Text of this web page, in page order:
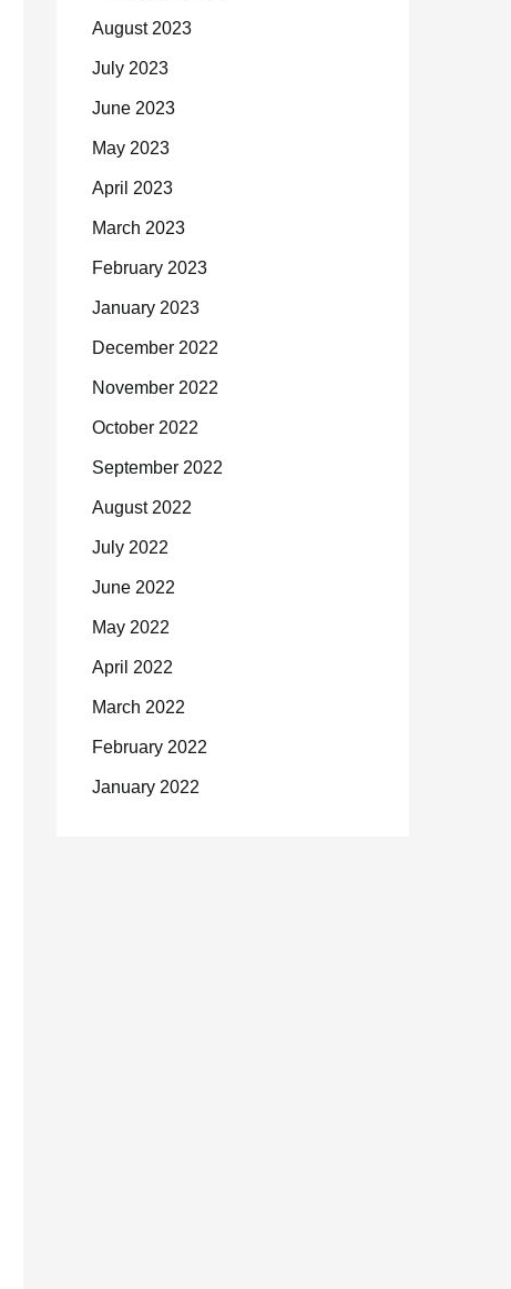
August 2023
July 2023
June 2023
May 2023
April 2023
March 2023
February 2023
January 2023
December 2022
November 2022
October 2022
September 2022
August 2022
July 2022
June 2022
May 2022
April 2022
March 2022
February 2022
January 2022